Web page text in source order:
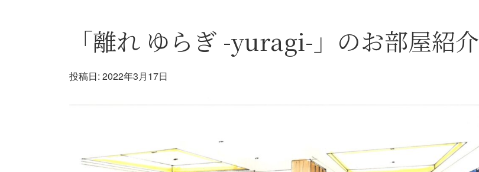
「離れ ゆらぎ -yuragi-」のお部屋紹介
投稿日: 2022年3月17日